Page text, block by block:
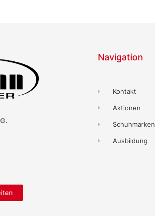
Navigation
Kontakt
Aktionen
Schuhmarken
Ausbildung